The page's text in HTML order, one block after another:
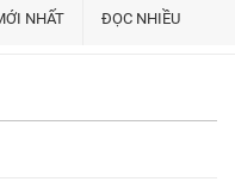
NHẤT ĐỌC NHIỀU